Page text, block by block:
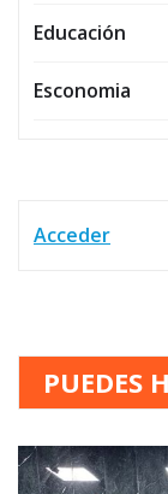
Educación
Esconomia
Acceder
PUEDES